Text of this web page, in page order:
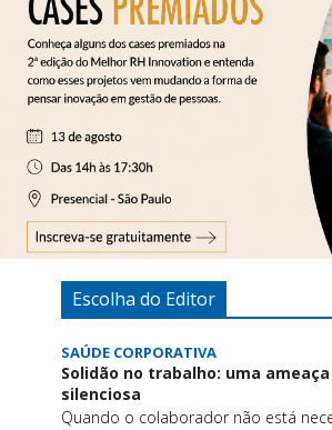
Escolha do Editor
SAÚDE CORPORATIVA
Solidão no trabalho: uma
silenciosa
Quando o colaborador não está